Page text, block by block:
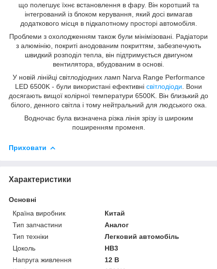
що полегшує їхнє встановлення в фару. Він коротший та
інтегрований із блоком керування, який досі вимагав
додаткового місця в підкапотному просторі автомобіля.
Проблеми з охолодженням також були мінімізовані. Радіатори
з алюмінію, покриті анодованим покриттям, забезпечують
швидкий розподіл тепла, він підтримується двигуном
вентилятора, вбудованим в основі.
У новій лінійці світлодіодних ламп Narva Range Performance
LED 6500K - були використані ефективні світлодіоди . Вони
досягають вищої колірної температури 6500K. Він близький до
білого, денного світла і тому нейтральний для людського ока.
Водночас була визначена різка лінія зрізу із широким
поширенням променя.
Приховати
Характеристики
Основні
Країна виробник
Китай
Тип запчастини
Аналог
Тип техніки
Легковий автомобіль
Цоколь
HB3
Напруга живлення
12 В